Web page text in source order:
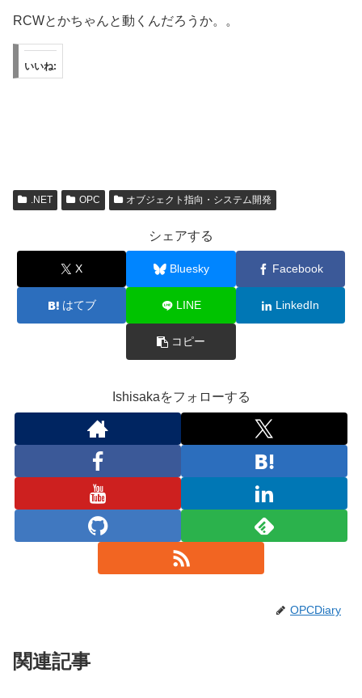
RCWとかちゃんと動くんだろうか。。
いいね:
.NET OPC オブジェクト指向・システム開発
シェアする
X Bluesky Facebook
はてブ LINE LinkedIn
コピー
Ishisakaをフォローする
OPCDiary
関連記事